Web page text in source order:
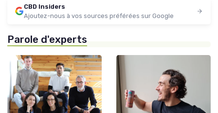
CBD Insiders
Ajoutez-nous à vos sources préférées sur Google
Parole d'experts